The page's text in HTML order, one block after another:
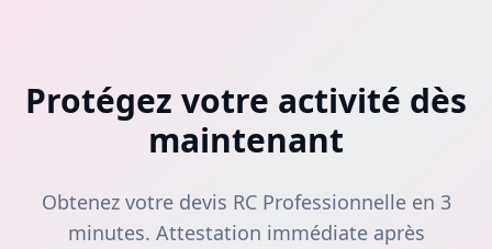
Protégez votre activité dès
maintenant
Obtenez votre devis RC Professionnelle en 3
minutes. Attestation immédiate après